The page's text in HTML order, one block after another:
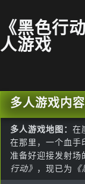
《黑色行
人游戏
多人游戏内
多人游戏地图： 在
在那里，一个血手
准备好迎接发射场
行动》 ，现已为